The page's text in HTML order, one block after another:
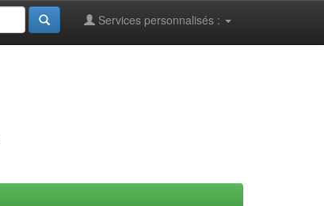
Services personnalisés :